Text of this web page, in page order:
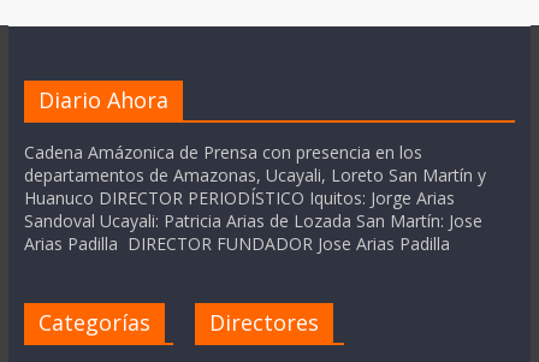
Diario Ahora
Cadena Amázonica de Prensa con presencia en los
departamentos de Amazonas, Ucayali, Loreto San Martín y
Huanuco DIRECTOR PERIODÍSTICO Iquitos: Jorge Arias
Sandoval Ucayali: Patricia Arias de Lozada San Martín: Jose
Arias Padilla DIRECTOR FUNDADOR Jose Arias Padilla
Categorías Directores